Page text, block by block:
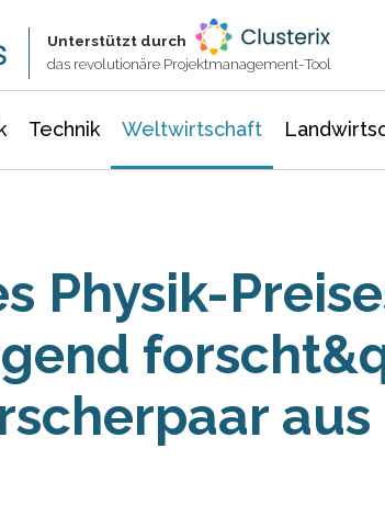
Unterstützt durch
das revolutionäre Projektmanagement-Tool
Technik Weltwirtschaft
Physik-
aus